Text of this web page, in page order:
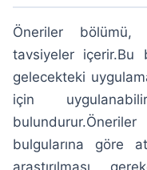
Öneriler bölümü,
tavsiyeler içerir.Bu
gelecekteki
için
bulgularına göre
araştırılması